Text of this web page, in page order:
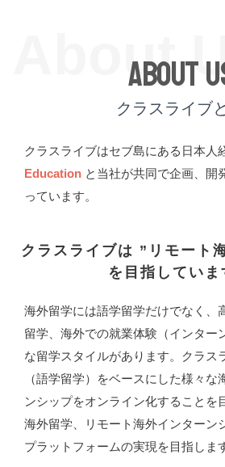
About
About
クラスライブ
クラスライブはセブ島にある日本人
Education と当社が共同で企画、開
っています。
クラスライブは ”リモート
を目指していま
海外留学には語学留学だけでなく、
留学、海外での就業体験（インター
な留学スタイルがあります。クラス
（語学留学）をベースにした様々な
ンシップをオンライン化することを
海外留学、リモート海外インターン
プラットフォームの実現を目指しま